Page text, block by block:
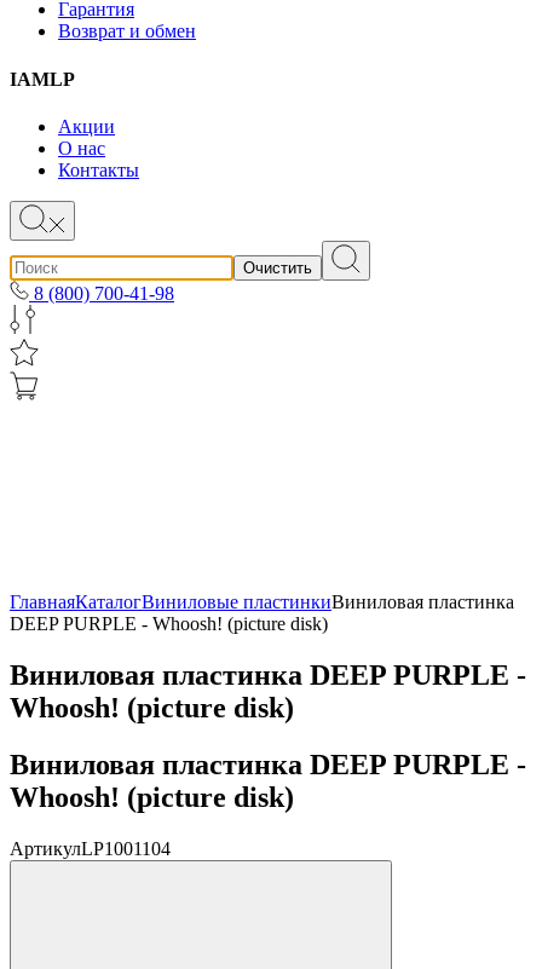
Гарантия
Возврат и обмен
IAMLP
Акции
О нас
Контакты
Очистить
8 (800) 700-41-98
ГлавнаяКаталогВиниловые пластинкиВиниловая пластинка
DEEP PURPLE - Whoosh! (picture disk)
Виниловая пластинка DEEP PURPLE -
Whoosh! (picture disk)
Виниловая пластинка DEEP PURPLE -
Whoosh! (picture disk)
АртикулLP1001104